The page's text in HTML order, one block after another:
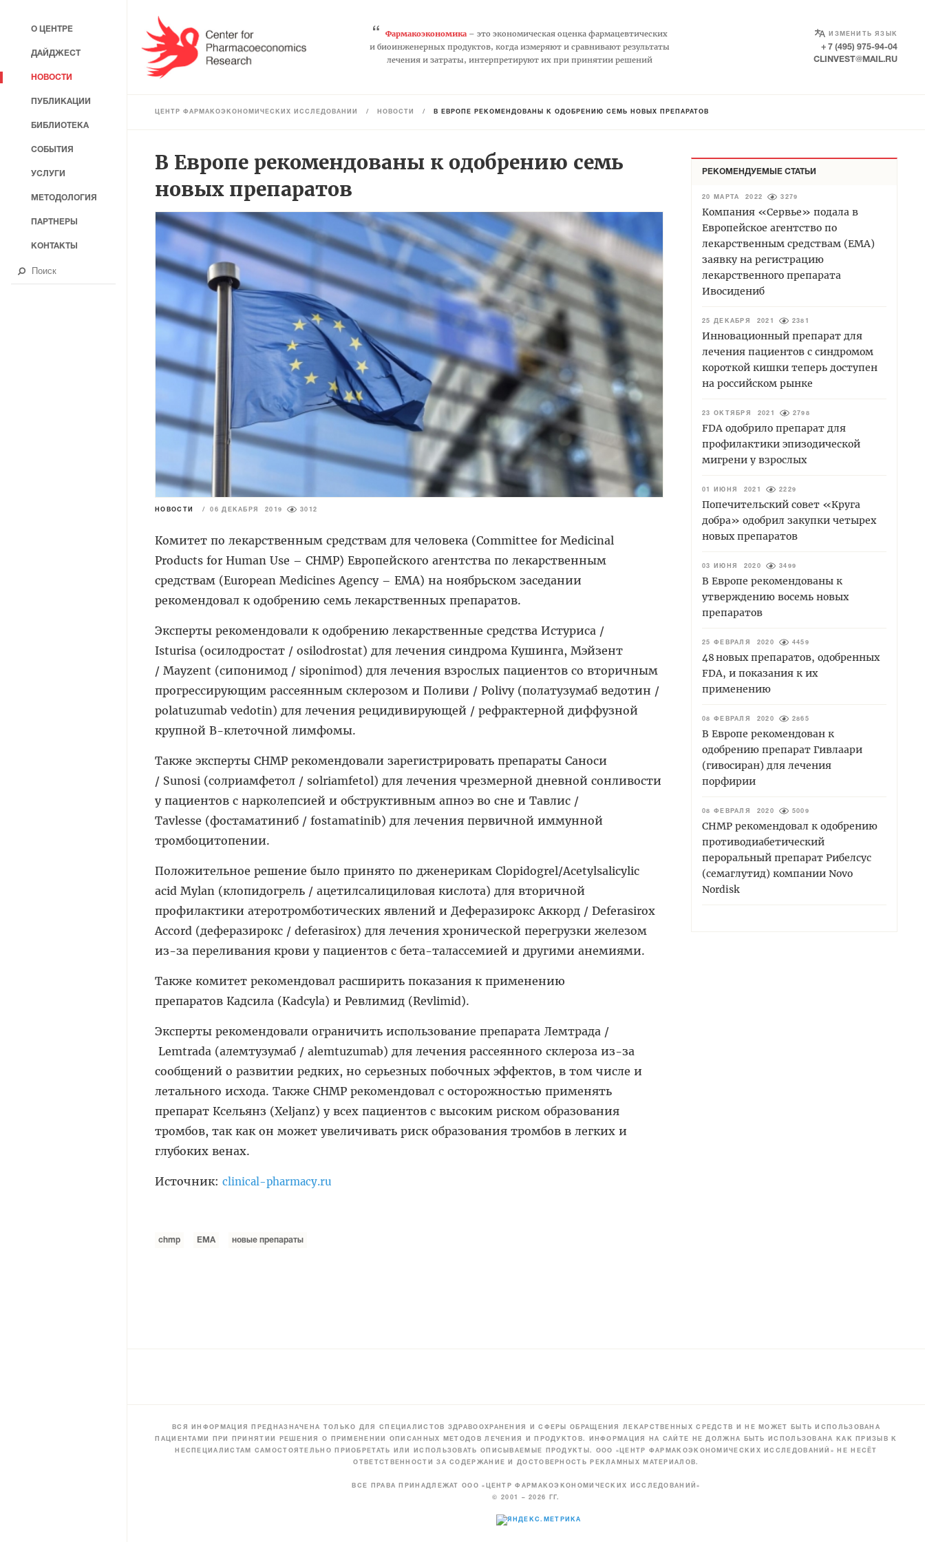
“ Фармакоэкономика– это экономическая оценка фармацевтических
и биоинженерных продуктов, когда измеряют и сравнивают результаты
лечения и затраты, интерпретируют их при принятии решений
ИЗМЕНИТЬ ЯЗЫК
SELECT LANGUAGE
+ 7 (495) 975-94-04
CLINVEST@MAIL.RU
ЦЕНТР ФАРМАКОЭКОНОМИЧЕСКИХ ИССЛЕДОВАНИЙ / НОВОСТИ / В ЕВРОПЕ РЕКОМЕНДОВАНЫ К ОДОБРЕНИЮ СЕМЬ НОВЫХ ПРЕПАРАТОВ
В Европе рекомендованы к одобрению семь
новых препаратов
НОВОСТИ / 06 ДЕКАБРЯ 2019 3012
Комитет по лекарственным средствам для человека (Committee for Medicinal
Products for Human Use – CHMP) Европейского агентства по лекарственным
средствам (European Medicines Agency – EMA) на ноябрьском заседании
рекомендовал к одобрению семь лекарственных препаратов.
Эксперты рекомендовали к одобрению лекарственные средства Истуриса /
Isturisa (осилодростат / osilodrostat) для лечения синдрома Кушинга, Мэйзент
/ Mayzent (сипонимод / siponimod) для лечения взрослых пациентов со вторичным
прогрессирующим рассеянным склерозом и Поливи / Polivy (полатузумаб ведотин /
polatuzumab vedotin) для лечения рецидивирующей / рефрактерной диффузной
крупной В-клеточной лимфомы.
Также эксперты СНМР рекомендовали зарегистрировать препараты Саноси
/ Sunosi (солриамфетол / solriamfetol) для лечения чрезмерной дневной сонливости
у пациентов с нарколепсией и обструктивным апноэ во сне и Тавлис /
Tavlesse (фостаматиниб / fostamatinib) для лечения первичной иммунной
тромбоцитопении.
Положительное решение было принято по дженерикам Clopidogrel/Acetylsalicylic
acid Mylan (клопидогрель / ацетилсалициловая кислота) для вторичной
профилактики атеротромботических явлений и Деферазирокс Аккорд / Deferasirox
Accord (деферазирокс / deferasirox) для лечения хронической перегрузки железом
из-за переливания крови у пациентов с бета-талассемией и другими анемиями.
Также комитет рекомендовал расширить показания к применению
препаратов Кадсила (Kadcyla) и Ревлимид (Revlimid).
Эксперты рекомендовали ограничить использование препарата Лемтрада /
Lemtrada (алемтузумаб / alemtuzumab) для лечения рассеянного склероза из-за
сообщений о развитии редких, но серьезных побочных эффектов, в том числе и
летального исхода. Также СНМР рекомендовал с осторожностью применять
препарат Ксельянз (Xeljanz) у всех пациентов с высоким риском образования
тромбов, так как он может увеличивать риск образования тромбов в легких и
глубоких венах.
Источник: clinical-pharmacy.ru
chmp ЕМА новые препараты
РЕКОМЕНДУЕМЫЕ СТАТЬИ
20 МАРТА 2022 3279
Компания «Сервье» подала в
Европейское агентство по
лекарственным средствам (EMA)
заявку на регистрацию
лекарственного препарата
Ивосидениб
25 ДЕКАБРЯ 2021 2381
Инновационный препарат для
лечения пациентов с синдромом
короткой кишки теперь доступен
на российском рынке
23 ОКТЯБРЯ 2021 2798
FDA одобрило препарат для
профилактики эпизодической
мигрени у взрослых
01 ИЮНЯ 2021 2229
Попечительский совет «Круга
добра» одобрил закупки четырех
новых препаратов
03 ИЮНЯ 2020 3499
В Европе рекомендованы к
утверждению восемь новых
препаратов
25 ФЕВРАЛЯ 2020 4459
48 новых препаратов, одобренных
FDA, и показания к их
применению
08 ФЕВРАЛЯ 2020 2865
В Европе рекомендован к
одобрению препарат Гивлаари
(гивосиран) для лечения
порфирии
08 ФЕВРАЛЯ 2020 5009
СНМР рекомендовал к одобрению
противодиабетический
пероральный препарат Рибелсус
(семаглутид) компании Novo
Nordisk
ВСЯ ИНФОРМАЦИЯ ПРЕДНАЗНАЧЕНА ТОЛЬКО ДЛЯ СПЕЦИАЛИСТОВ ЗДРАВООХРАНЕНИЯ И СФЕРЫ ОБРАЩЕНИЯ ЛЕКАРСТВЕННЫХ СРЕДСТВ И НЕ МОЖЕТ БЫТЬ ИСПОЛЬЗОВАНА
ПАЦИЕНТАМИ ПРИ ПРИНЯТИИ РЕШЕНИЯ О ПРИМЕНЕНИИ ОПИСАННЫХ МЕТОДОВ ЛЕЧЕНИЯ И ПРОДУКТОВ. ИНФОРМАЦИЯ НА САЙТЕ НЕ ДОЛЖНА БЫТЬ ИСПОЛЬЗОВАНА КАК ПРИЗЫВ К
НЕСПЕЦИАЛИСТАМ САМОСТОЯТЕЛЬНО ПРИОБРЕТАТЬ ИЛИ ИСПОЛЬЗОВАТЬ ОПИСЫВАЕМЫЕ ПРОДУКТЫ. ООО «ЦЕНТР ФАРМАКОЭКОНОМИЧЕСКИХ ИССЛЕДОВАНИЙ» НЕ НЕСЁТ
ОТВЕТСТВЕННОСТИ ЗА СОДЕРЖАНИЕ И ДОСТОВЕРНОСТЬ РЕКЛАМНЫХ МАТЕРИАЛОВ.
ВСЕ ПРАВА ПРИНАДЛЕЖАТ ООО «ЦЕНТР ФАРМАКОЭКОНОМИЧЕСКИХ ИССЛЕДОВАНИЙ»
© 2001 – 2026 ГГ.
О ЦЕНТРЕ
ДАЙДЖЕСТ
НОВОСТИ
ПУБЛИКАЦИИ
БИБЛИОТЕКА
СОБЫТИЯ
УСЛУГИ
МЕТОДОЛОГИЯ
ПАРТНЕРЫ
КОНТАКТЫ